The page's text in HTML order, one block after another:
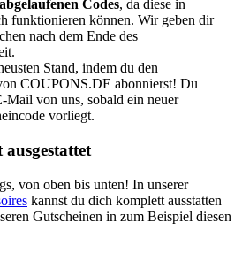
abgelaufenen Codes, da diese in
funktionieren können. Wir geben dir
nach dem Ende des
Stand, indem du den
COUPONS.DE abonnierst! Du
Mail von uns, sobald ein neuer
vorliegt.
von oben bis unten! In unserer
kannst du dich komplett ausstatten
Gutscheinen in zum Beispiel diesen